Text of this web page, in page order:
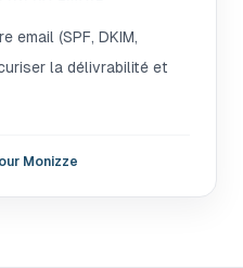
email (SPF, DKIM,
la délivrabilité et
Monizze